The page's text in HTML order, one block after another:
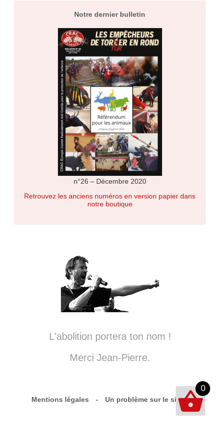
Notre dernier bulletin
n°26 – Décembre 2020
Retrouvez les anciens numéros en version papier dans
notre boutique
L'abolition portera ton nom !
Merci Jean-Pierre.
Mentions légales - Un problème sur le site ?
0